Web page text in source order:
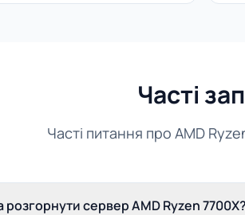
Часті
Часті питання про AMD
сервер AMD Ryzen 7700X?